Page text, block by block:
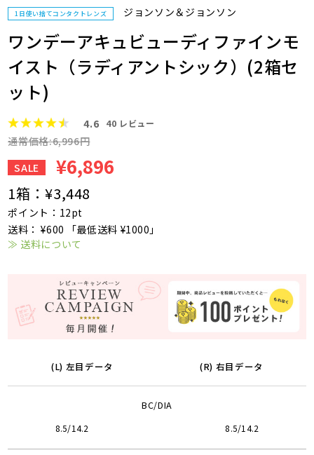
1日使い捨てコンタクトレンズ ジョンソン＆ジョンソン
ワンデーアキュビューディファインモ
イスト（ラディアントシック）(2箱セ
ット)
4.6 40 レビュー
通常価格:6,996円
SALE
¥6,896
1箱：¥3,448
ポイント：12pt
送料： ¥600 「最低送料 ¥1000」
≫ 送料について
(L) 左目データ (R) 右目データ
BC/DIA
8.5/14.2 8.5/14.2